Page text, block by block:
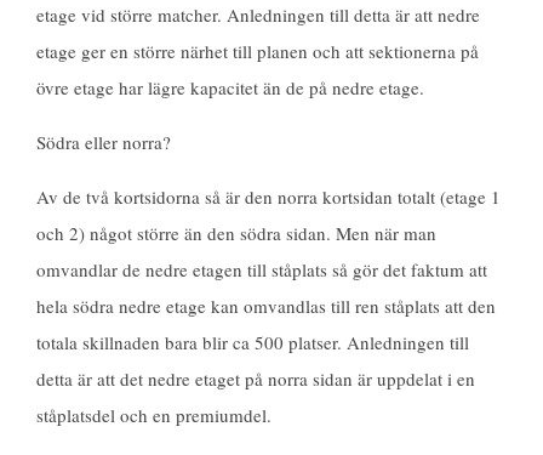
etage vid större matcher. Anledningen till detta är att nedre
etage ger en större närhet till planen och att sektionerna på
övre etage har lägre kapacitet än de på nedre etage.
Södra eller norra?
Av de två kortsidorna så är den norra kortsidan totalt (etage 1
och 2) något större än den södra sidan. Men när man
omvandlar de nedre etagen till ståplats så gör det faktum att
hela södra nedre etage kan omvandlas till ren ståplats att den
totala skillnaden bara blir ca 500 platser. Anledningen till
detta är att det nedre etaget på norra sidan är uppdelat i en
ståplatsdel och en premiumdel.